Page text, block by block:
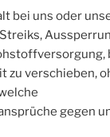
bei uns oder
zu verschieben,
gegen